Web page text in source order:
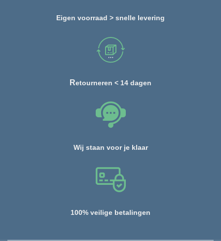
Eigen voorraad > snelle levering
Retourneren < 14 dagen
Wij staan voor je klaar
100% veilige betalingen